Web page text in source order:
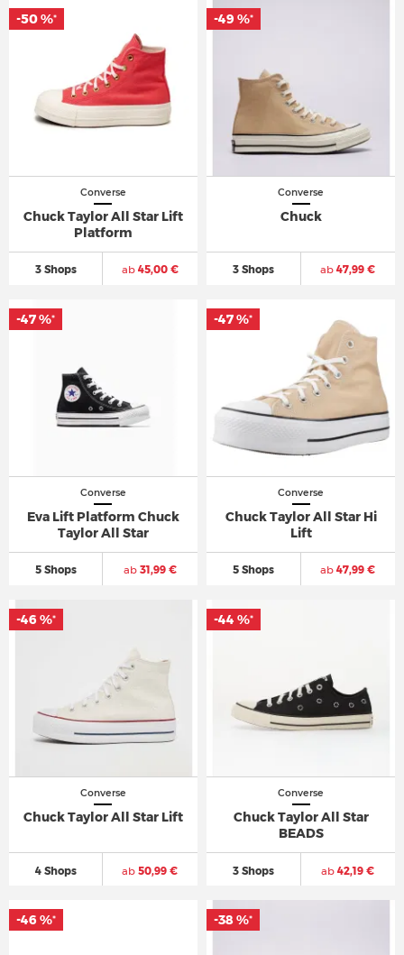
Converse
Chuck Taylor All Star Lift
Platform
3 Shops ab45,00 €
-50 %*
Converse
Chuck
3 Shops ab 47,99 €
-49 %*
Converse
Eva Lift Platform Chuck
Taylor All Star
5 Shops ab31,99 €
-47 %*
Converse
Chuck Taylor All Star Hi
Lift
5 Shops ab 47,99 €
-47 %*
Converse
Chuck Taylor All Star Lift
4 Shops ab 50,99 €
-46 %*
Converse
Chuck Taylor All Star
BEADS
3 Shops ab 42,19 €
-44 %*
-46 %* -38 %*